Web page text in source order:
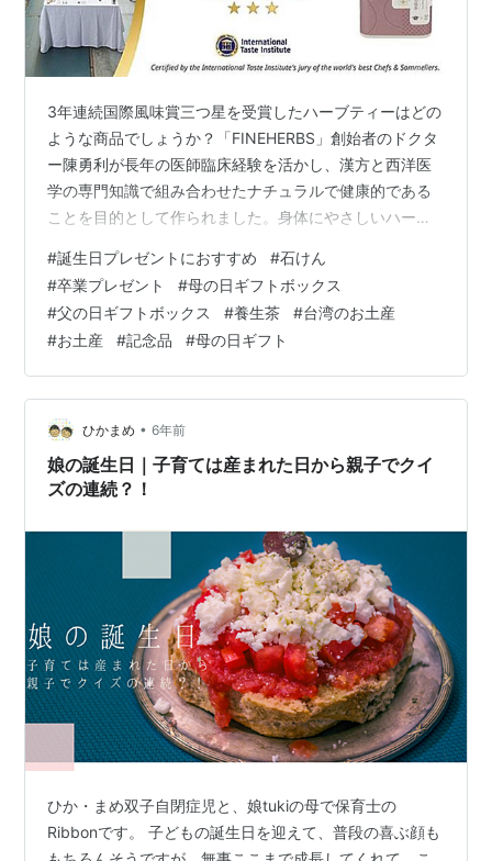
3年連続国際風味賞三つ星を受賞したハーブティーはどの
ような商品でしょうか？「FINEHERBS」創始者のドクタ
ー陳勇利が長年の医師臨床経験を活かし、漢方と西洋医
学の専門知識で組み合わせたナチュラルで健康的である
ことを目的として作られました。身体にやさしいハーブ
ー、体内循環促進ジャスミンティー、植物エキスドクタ
ーティー、両目はっきりクコの実の茶とアメリカニンジ
ンティーなどそれぞれ様々な効能があります。特に「体
内循環促進ジャスミンティー」は2019年から3年連続で
ベルギーiTQi（国際味覚審査機構）最高ランク三つ星を
獲得し、Crystal Tast…
#誕生日プレゼントにおすすめ #石けん
#卒業プレゼント #母の日ギフトボックス
#父の日ギフトボックス #養生茶 #台湾のお土産
#お土産 #記念品 #母の日ギフト
ひかまめ • 6年前
娘の誕生日｜子育ては産まれた日から親子でクイ
ズの連続？！
ひか・まめ双子自閉症児と、娘tukiの母で保育士の
Ribbonです。 子どもの誕生日を迎えて、普段の喜ぶ顔も